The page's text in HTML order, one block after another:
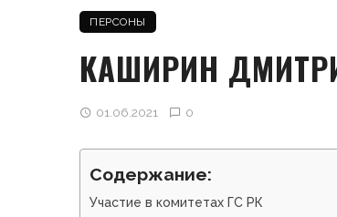
ПЕРСОНЫ
КАШИРИН
01.06.2021 0
Содержание:
Участие в комитетах ГС РК